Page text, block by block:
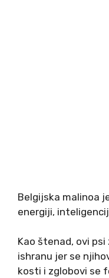
Belgijska malinoa
energiji,
Kao štenad, ovi
ishranu jer se
kosti i zglobovi se